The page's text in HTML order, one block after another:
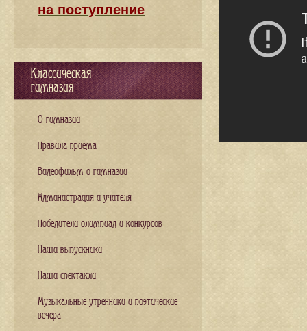
на поступление
Классическая
гимназия
О гимназии
Правила приема
Видеофильм о гимназии
Администрация и учителя
Победители олимпиад и конкурсов
Наши выпускники
Наши спектакли
Музыкальные утренники и поэтические
вечера